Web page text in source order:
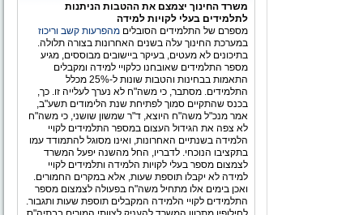
משרד החינוך יצמצם את ההטבות הניתנות
לתלמידים בעלי לקויות למידה
מספרם של התלמידים הסובלים מהפרעות קשב וריכוז
במערכת החינוך עלה בשנים האחרונות בצורה תלולה.
בתיכונים לא מעטים, בעיקר ביישובים מבוססים, מגיע
מספר התלמידים שאובחנו כלקויי למידה ומקבלים
התאמות בבחינות והטבות שונות ל-25% מכלל
התלמידים. מסתבר, כי משה"ח לא נערך לעלייה זו. כך,
בכנס שהתקיים סמוך לפתיחת שנת הלימודים תשע"ב,
אמר מנכ"ל משה"ח היוצא, ד"ר שמשון שושני, כי משה"ח
לא צפה את הגידול העצום במספר התלמידים לקויי
הלמידה בשנתיים האחרונות, ואינו מסוגל להתמודד עמו
בתקציבו הנוכחי. לדבריו, החל מהשנה יפעל המשרד
לצמצום מספר בעלי לקויות הלמידה ותלמידים לקויי
למידה לא יקבלו תוספת שעות, אלא במקרים החמורים.
ואכן בימים אלו מתחיל משה"ח בפעולה לצמצום מספר
התלמידים לקויי הלמידה המקבלים תוספת שעות ותגבור.